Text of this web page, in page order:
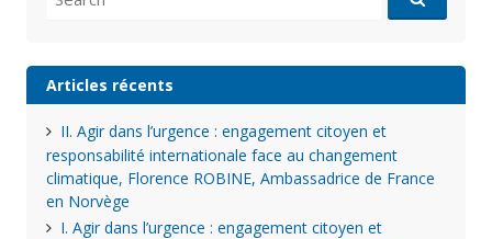
for:
Articles récents
II. Agir dans l’urgence : engagement citoyen et
responsabilité internationale face au changement
climatique, Florence ROBINE, Ambassadrice de France
en Norvège
I. Agir dans l’urgence : engagement citoyen et